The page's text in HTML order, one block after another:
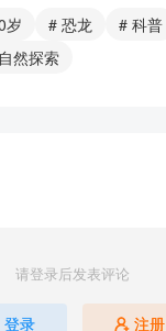
岁 # 恐龙
# 科普
然探索
请登录后发表评论
登录 注册